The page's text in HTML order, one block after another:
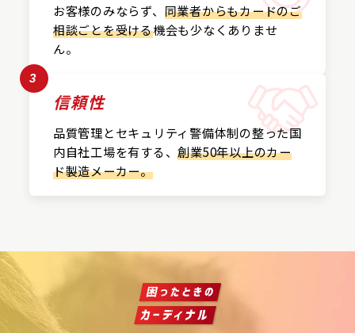
お客様のみならず、 同業者からもカードのご
相談ごとを受ける機会も少なくありませ
ん。
3
信頼性
品質管理とセキュリティ警備体制の整った国
内自社工場を有する、創業50年以上のカー
ド製造メーカー。